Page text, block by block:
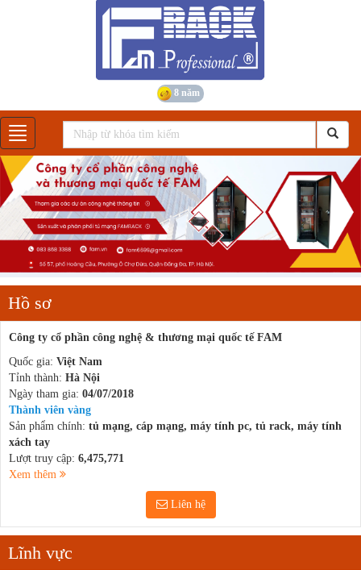
8 năm
Gian hàng
Hồ sơ
Công ty cổ phần công nghệ & thương mại quốc tế FAM
Quốc gia: Việt Nam
Tỉnh thành: Hà Nội
Ngày tham gia: 04/07/2018
Thành viên vàng
Sản phẩm chính: tủ mạng, cáp mạng, máy tính pc, tủ rack, máy tính
xách tay
Lượt truy cập: 6,475,771
Xem thêm
Liên hệ
Lĩnh vực